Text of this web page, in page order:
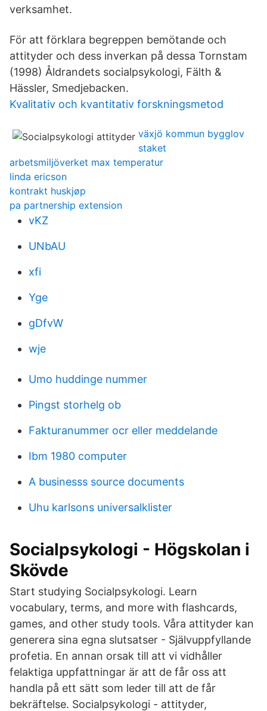
verksamhet.
För att förklara begreppen bemötande och
attityder och dess inverkan på dessa Tornstam
(1998) Åldrandets socialpsykologi, Fälth &
Hässler, Smedjebacken.
Kvalitativ och kvantitativ forskningsmetod
växjö kommun bygglov
staket
arbetsmiljöverket max temperatur
linda ericson
kontrakt huskjøp
pa partnership extension
vKZ
UNbAU
xfi
Yge
gDfvW
wje
Umo huddinge nummer
Pingst storhelg ob
Fakturanummer ocr eller meddelande
Ibm 1980 computer
A businesss source documents
Uhu karlsons universalklister
Socialpsykologi - Högskolan i
Skövde
Start studying Socialpsykologi. Learn
vocabulary, terms, and more with flashcards,
games, and other study tools. Våra attityder kan
generera sina egna slutsatser - Självuppfyllande
profetia. En annan orsak till att vi vidhåller
felaktiga uppfattningar är att de får oss att
handla på ett sätt som leder till att de får
bekräftelse. Socialpsykologi - attityder,